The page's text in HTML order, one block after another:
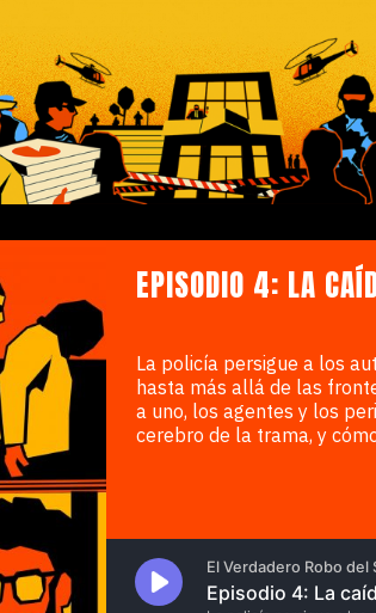
EPISODIO 4: LA
La policía persigue a los
hasta más allá de las
a uno, los agentes y los
cerebro de la trama, y